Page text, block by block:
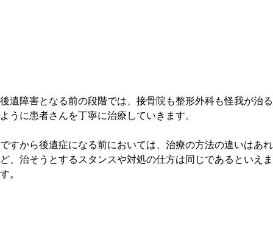
後遺障害となる前の段階では、接骨院も整形外科も怪我が治る
ように患者さんを丁寧に治療していきます。
ですから後遺症になる前においては、治療の方法の違いはあれ
ど、治そうとするスタンスや対処の仕方は同じであるといえま
す。